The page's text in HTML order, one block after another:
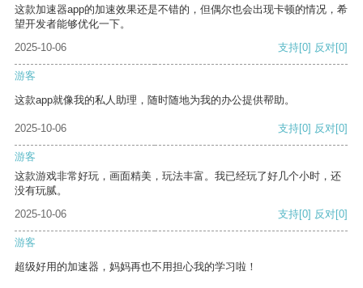
这款加速器app的加速效果还是不错的，但偶尔也会出现卡顿的情况，希
望开发者能够优化一下。
2025-10-06
支持[0] 反对[0]
游客
这款app就像我的私人助理，随时随地为我的办公提供帮助。
2025-10-06 支持[0] 反对[0]
游客
这款游戏非常好玩，画面精美，玩法丰富。我已经玩了好几个小时，还
没有玩腻。
2025-10-06
支持[0] 反对[0]
游客
超级好用的加速器，妈妈再也不用担心我的学习啦！